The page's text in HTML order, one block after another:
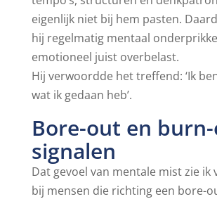
eigenlijk niet bij hem pasten.
hij regelmatig mentaal
emotioneel juist overbelast.
Hij verwoordde het treffend: ‘Ik
wat ik gedaan heb’.
Bore-out en
signalen
Dat gevoel van mentale mist zie ik
bij mensen die richting een bore-